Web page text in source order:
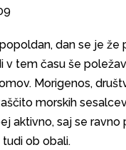
dan se je že
v tem času še
Morigenos,
morskih
aktivno, saj se ravno
ob obali.